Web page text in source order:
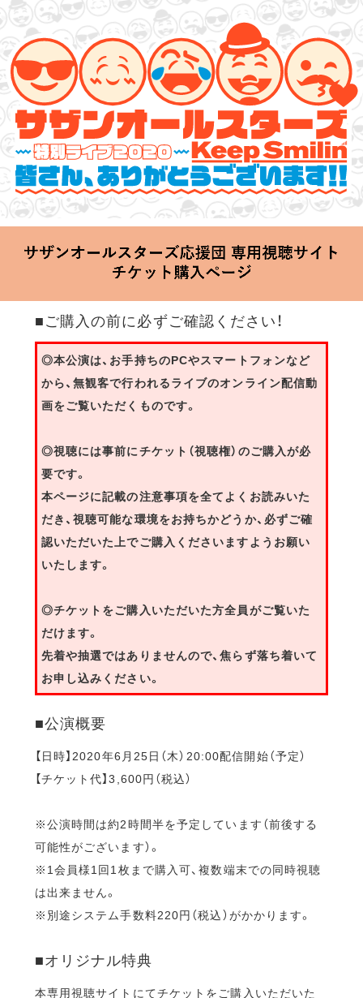
サザンオールスターズ 特別ライブ 2020
「Keep Smilin’～皆さん、ありがとうございます!!～」
2020.06.25 Thu 20:00 Start at 横浜アリーナ
■ご購入の前に必ずご確認ください！
◎本公演は、お手持ちのPCやスマートフォンなど
から、無観客で行われるライブのオンライン配信動
画をご覧いただくものです。
◎視聴には事前にチケット（視聴権）のご購入が必
要です。
本ページに記載の注意事項を全てよくお読みいた
だき、視聴可能な環境をお持ちかどうか、必ずご確
認いただいた上でご購入くださいますようお願い
いたします。
◎チケットをご購入いただいた方全員がご覧いた
だけます。
先着や抽選ではありませんので、焦らず落ち着いて
お申し込みください。
■公演概要
【日時】2020年6月25日（木）20:00配信開始（予定）
【チケット代】3,600円（税込）
※公演時間は約2時間半を予定しています（前後する
可能性がございます）。
※1会員様1回1枚まで購入可、複数端末での同時視聴
は出来ません。
※別途システム手数料220円（税込）がかかります。
■オリジナル特典
本専用視聴サイトにてチケットをご購入いただいた